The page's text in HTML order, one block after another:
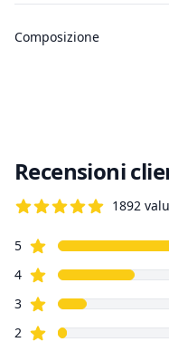
Composizione
Recensioni
1892
Recensioni clienti
5Stelle recensioni
4Stelle recensioni
3Stelle recensioni
2 Stelle recensioni